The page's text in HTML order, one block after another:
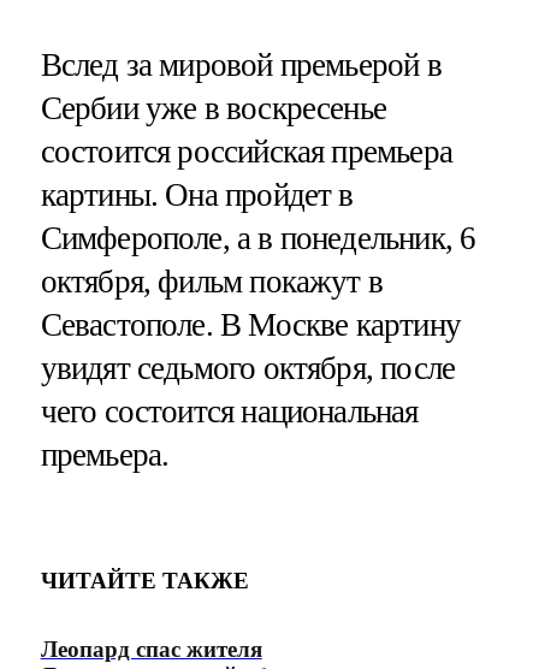
Вслед за мировой премьерой в
Сербии уже в воскресенье
состоится российская премьера
картины. Она пройдет в
Симферополе, а в понедельник, 6
октября, фильм покажут в
Севастополе. В Москве картину
увидят седьмого октября, после
чего состоится национальная
премьера.
ЧИТАЙТЕ ТАКЖЕ
Леопард спас жителя